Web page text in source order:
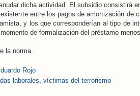
dicha actividad. El subsidio consistirá
entre los pagos de amortización de
y los que corresponderían al tipo de
de formalización del préstamo
la norma.
Rojo
laborales, víctimas del terrorismo